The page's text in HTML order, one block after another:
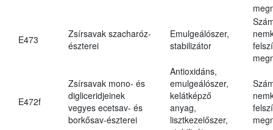
E473
Zsírsavak szacharóz-
észterei
Emulgeálószer,
stabilizátor
E472f
Zsírsavak mono- és
digliceridjeinek
vegyes ecetsav- és
borkősav-észterei
Antioxidáns,
emulgeálószer,
kelátképző
anyag,
lisztkezelőszer,